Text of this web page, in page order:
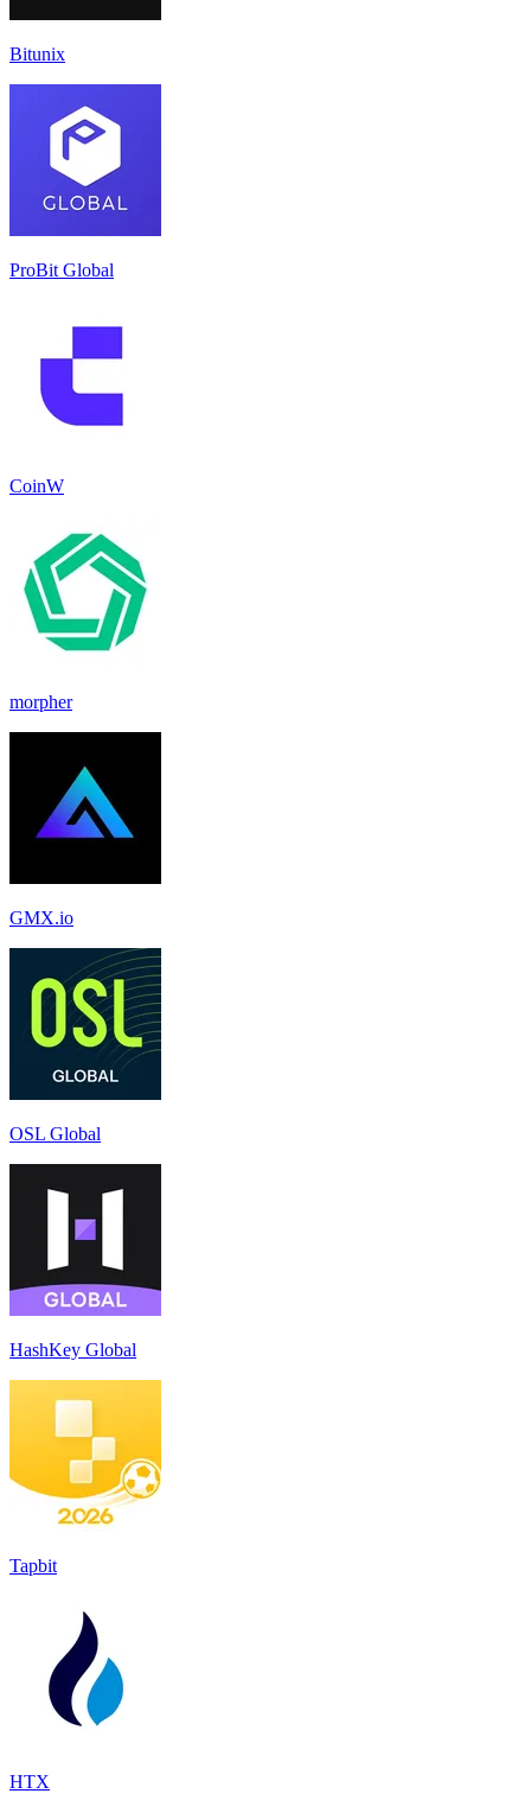
Bitunix
ProBit Global
CoinW
morpher
GMX.io
OSL Global
HashKey Global
Tapbit
HTX